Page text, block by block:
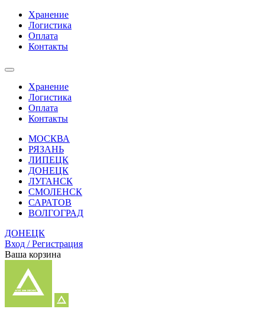
Хранение
Логистика
Оплата
Контакты
Хранение
Логистика
Оплата
Контакты
МОСКВА
РЯЗАНЬ
ЛИПЕЦК
ДОНЕЦК
ЛУГАНСК
СМОЛЕНСК
САРАТОВ
ВОЛГОГРАД
ДОНЕЦК
Вход / Регистрация
Ваша корзина